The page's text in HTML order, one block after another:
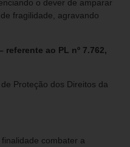
o dever de amparar
fragilidade, agravando
referente ao PL nº 7.762,
Proteção dos Direitos da
combater a